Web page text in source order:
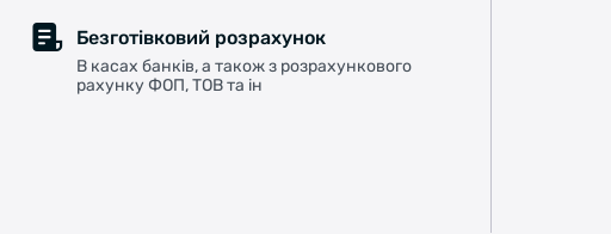
Безготівковий розрахунок
В касах банків, а також з розрахункового
рахунку ФОП, ТОВ та ін